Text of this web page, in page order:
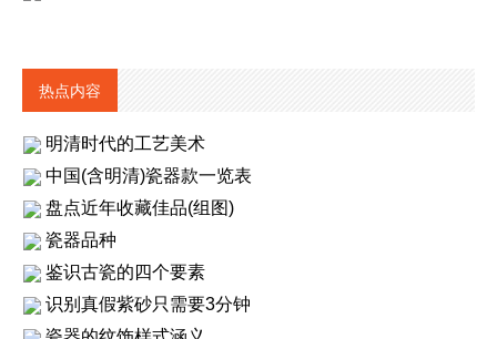
热点内容
明清时代的工艺美术
中国(含明清)瓷器款一览表
盘点近年收藏佳品(组图)
瓷器品种
鉴识古瓷的四个要素
识别真假紫砂只需要3分钟